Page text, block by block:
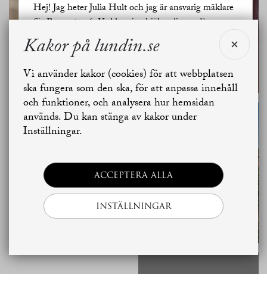
Kakor på lundin.se
Vi använder kakor (cookies) för att webbplatsen
ska fungera som den ska, för att anpassa innehåll
och funktioner, och analysera hur hemsidan
används. Du kan stänga av kakor under
Inställningar.
ACCEPTERA ALLA
INSTÄLLNINGAR
Hej! Jag heter Julia Hult och jag är ansvarig mäklare
för Boregatan 6. Vad kan jag hjälpa dig med?
Jag är intresserad av denna bostad Jag vill sälja
Jag vill boka värdering Skapa bostadsbevakning